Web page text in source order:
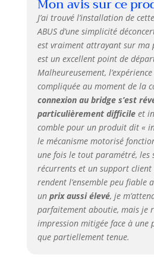
en
Mon avis sur ce
J’ai trouvé l’installation de
ABUS d’une simplicité
est vraiment attrayant sur ma
est un excellent point de
Malheureusement,
compliquée au moment de la
connexion au bridge s’est
particulièrement difficileet
comble pour un produit dit «
le mécanisme motorisé
une fois le tout paramétré, les
récurrents et un support
rendent l’ensemble peu fiable
un prix aussi élevé, je
parfaitement aboutie, mais je
impression mitigée face à une
que partiellement tenue.